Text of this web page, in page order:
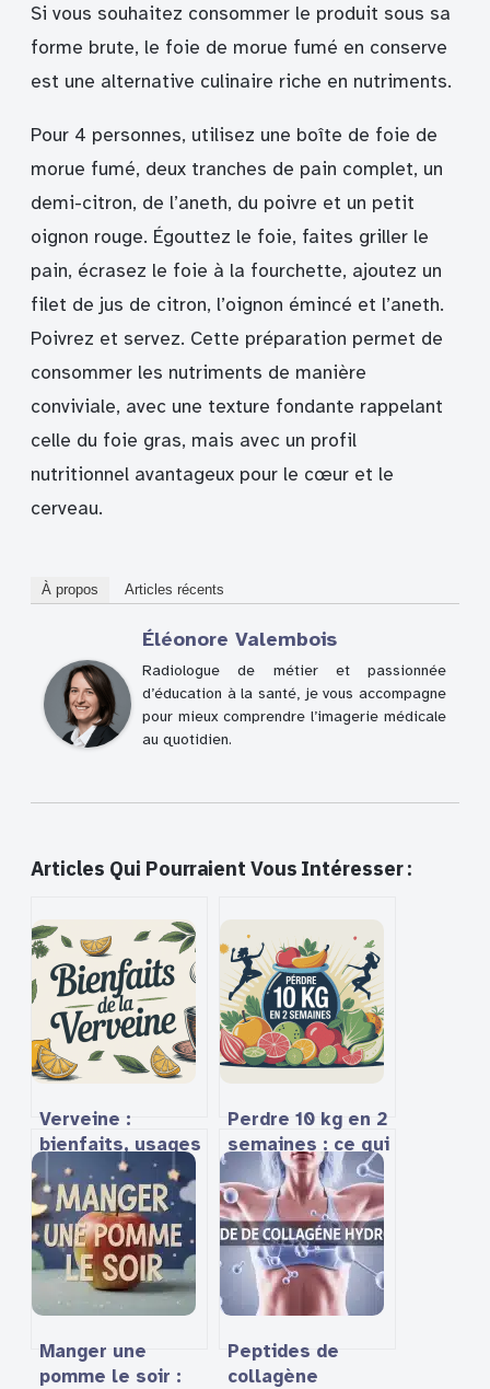
Si vous souhaitez consommer le produit sous sa
forme brute, le foie de morue fumé en conserve
est une alternative culinaire riche en nutriments.
Pour 4 personnes, utilisez une boîte de foie de
morue fumé, deux tranches de pain complet, un
demi-citron, de l’aneth, du poivre et un petit
oignon rouge. Égouttez le foie, faites griller le
pain, écrasez le foie à la fourchette, ajoutez un
filet de jus de citron, l’oignon émincé et l’aneth.
Poivrez et servez. Cette préparation permet de
consommer les nutriments de manière
conviviale, avec une texture fondante rappelant
celle du foie gras, mais avec un profil
nutritionnel avantageux pour le cœur et le
cerveau.
À propos Articles récents
Éléonore Valembois
Radiologue de métier et passionnée
d’éducation à la santé, je vous accompagne
pour mieux comprendre l’imagerie médicale
au quotidien.
Articles Qui Pourraient Vous Intéresser :
Verveine :
bienfaits, usages
et secrets du thé
ou de la tisane
Perdre 10 kg en 2
semaines : ce qui
est réellement
possible et sans
danger
Manger une
pomme le soir :
Peptides de
collagène